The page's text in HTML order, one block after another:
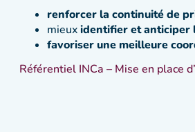
renforcer la continuité de
mieuxidentifier et anticiper
favoriser une meilleure
Référentiel INCa – Mise en place